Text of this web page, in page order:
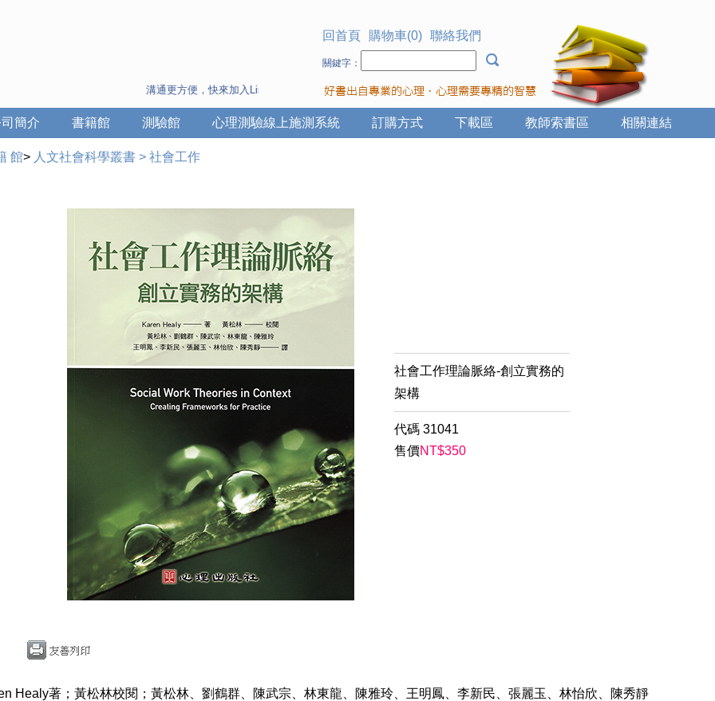
溝通更方便，快來加入Line 與 Wechat ~
回首頁 購物車(0) 聯絡我們
關鍵字：
相關連結
教師索書區
下載區
訂購方式
心理測驗線上施測系統
測驗館
書籍館
簡介
館> 人文社會科學叢書 > 社會工作
社會工作理論脈絡-創立實務的
架構
代碼 31041
售價NT$350
Healy著；黃松林校閱；黃松林、劉鶴群、陳武宗、林東龍、陳雅玲、王明鳳、李新民、張麗玉、林怡欣、陳秀靜